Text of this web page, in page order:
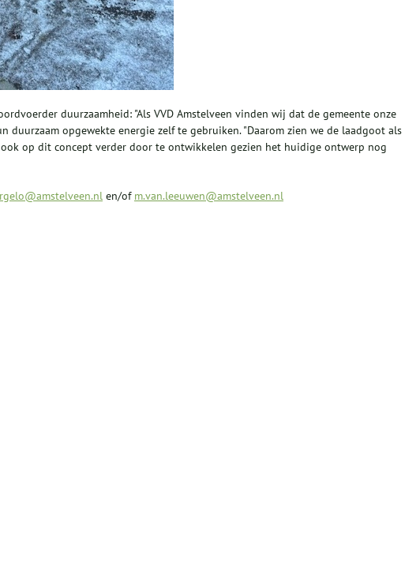
duurzaamheid: "Als VVD Amstelveen vinden wij dat de gemeente onze
duurzaam opgewekte energie zelf te gebruiken. "Daarom zien we de laadgoot als
ook op dit concept verder door te ontwikkelen gezien het huidige ontwerp nog
en/of m.van.leeuwen@amstelveen.nl